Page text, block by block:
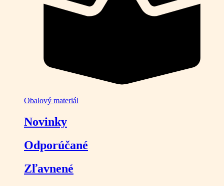
Obalový materiál
Novinky
Odporúčané
Zľavnené